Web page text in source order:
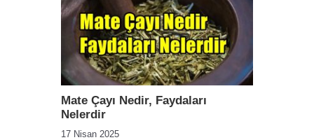
Mate Çayı Nedir, Faydaları
Nelerdir
17 Nisan 2025